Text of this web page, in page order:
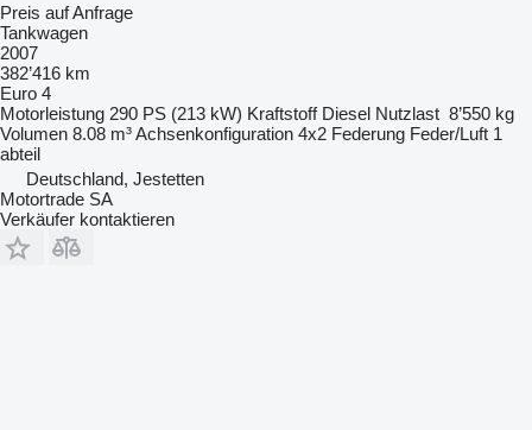
Preis auf Anfrage
Tankwagen
2007
382’416 km
Euro 4
Motorleistung 290 PS (213 kW) Kraftstoff Diesel Nutzlast 8’550 kg
Volumen 8.08 m³Achsenkonfiguration 4x2 Federung Feder/Luft 1
abteil
Deutschland, Jestetten
Motortrade SA
Verkäufer kontaktieren